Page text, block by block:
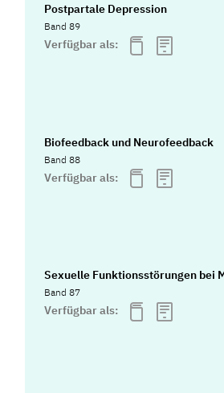
Postpartale Depression
Band 89
Verfügbar als:
Biofeedback und Neurofeedback
Band 88
Verfügbar als:
Sexuelle Funktionsstörungen bei
Band 87
Verfügbar als: